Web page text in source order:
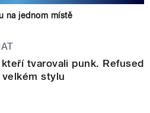
na jednom místě
tvarovali punk. Refused
stylu